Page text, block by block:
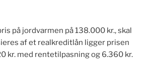
på jordvarmen på 138.000 kr., skal
af et realkreditlån ligger prisen
kr. med rentetilpasning og 6.360 kr.